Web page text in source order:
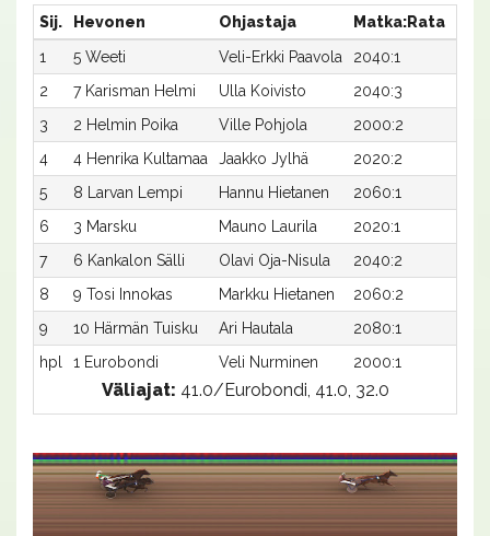
Sij. Hevonen Ohjastaja Matka:Rata
1
5 Weeti Veli-Erkki Paavola 2040:1
2
7 Karisman Helmi Ulla Koivisto 2040:3
3
2 Helmin Poika Ville Pohjola 2000:2
4
4 Henrika Kultamaa Jaakko Jylhä 2020:2
5
8 Larvan Lempi Hannu Hietanen 2060:1
6
3 Marsku Mauno Laurila 2020:1
7
6 Kankalon Sälli Olavi Oja-Nisula 2040:2
8
9 Tosi Innokas Markku Hietanen 2060:2
9
10 Härmän Tuisku Ari Hautala 2080:1
hpl
1 Eurobondi Veli Nurminen 2000:1
Väliajat: 41.0/Eurobondi, 41.0, 32.0